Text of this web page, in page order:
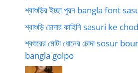
শ্বাশুড়ির ইচ্ছা পুরন bangla font
শ্বাশুড়ি চোদার কাহিনি sasuri ke
শ্বশুরের মোটা ধোনের চোদা sosur
bangla golpo